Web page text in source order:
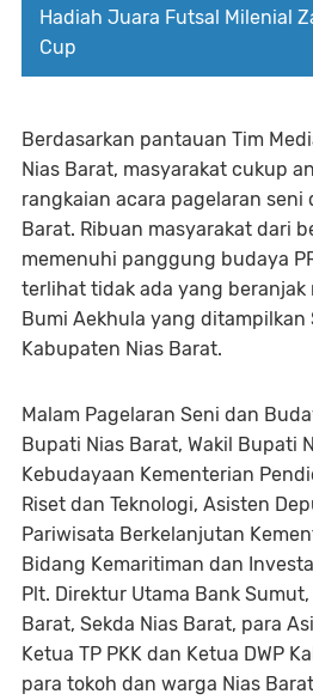
Hadiah Juara Futsal Milenial
Cup
Berdasarkan pantauan Tim
Nias Barat, masyarakat cukup
rangkaian acara pagelaran seni
Barat. Ribuan masyarakat dari
memenuhi panggung budaya
terlihat tidak ada yang beranjak
Bumi Aekhula yang ditampilkan
Kabupaten Nias Barat.
Malam Pagelaran Seni dan
Bupati Nias Barat, Wakil Bupati
Kebudayaan Kementerian
Riset dan Teknologi, Asisten
Pariwisata Berkelanjutan
Bidang Kemaritiman dan
Plt. Direktur Utama Bank
Barat, Sekda Nias Barat, para
Ketua TP PKK dan Ketua DWP
para tokoh dan warga Nias